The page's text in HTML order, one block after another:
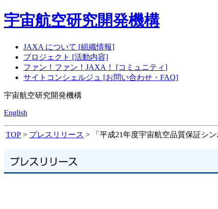
宇宙航空研究開発機構
JAXA について [組織情報]
プロジェクト [活動内容]
ファン！ファン！JAXA！ [コミュニティ]
サイトコンシェルジュ [お問い合わせ・FAQ]
宇宙航空研究開発機構
English
TOP > プレスリリース > 「平成21年度宇宙航空品質保証シ